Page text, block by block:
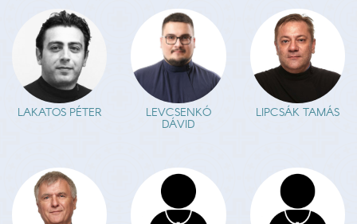
LAKATOS PÉTER LEVCSENKÓ
DÁVID
LIPCSÁK TAMÁS